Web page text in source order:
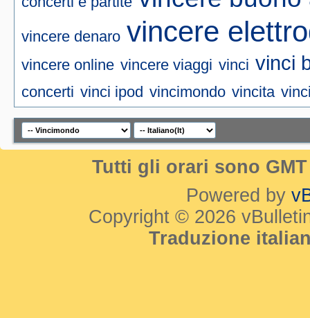
vincere denaro vincere
vincere online vincere viaggi vinci vinci
concerti vinci ipod vincimondo vincita
Tutti gli orari sono
Powered by
Copyright © 2026
Traduzione